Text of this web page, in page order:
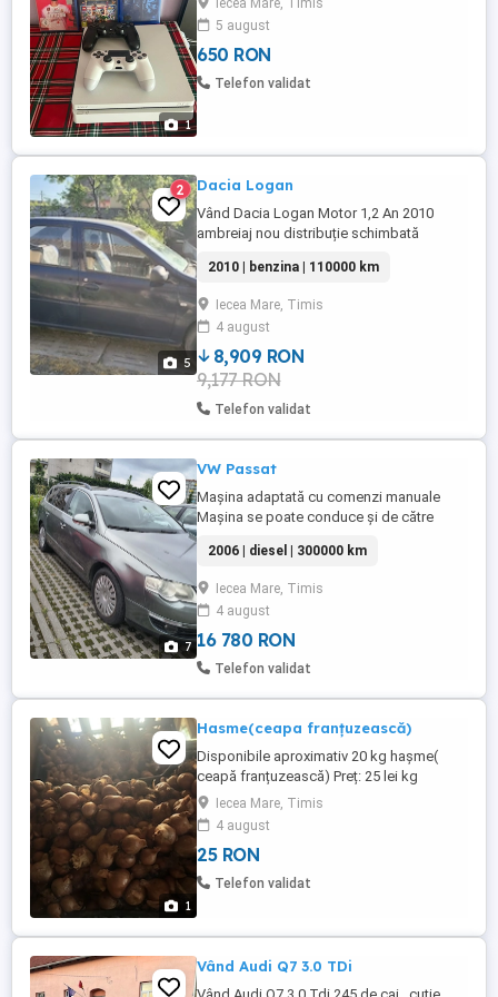
1
Iecea Mare, Timis
5 august
650 RON
Telefon validat
5
2 Dacia Logan
Vând Dacia Logan Motor 1,2 An 2010
ambreiaj nou distribuție schimbată
valabil un an euro 5 mașina merge foarte
bine
2010 | benzina | 110000 km
Iecea Mare, Timis
4 august
8,909 RON
9,177 RON
Telefon validat
7
VW Passat
Mașina adaptată cu comenzi manuale
Mașina se poate conduce și de către
sistemul manual) VW Passat Motor 2,0
TDI 140cp 300.000km An 2006 Climatronic
pe două zone Cutie automată DSG Pilot
automat Autohold Navi mare Folie
omologată ...
2006 | diesel | 300000 km
Iecea Mare, Timis
4 august
16 780 RON
Telefon validat
1
Hasme(ceapa franțuzească)
Disponibile aproximativ 20 kg hașme(
ceapă franțuzească) Preț: 25 lei kg
Iecea Mare, Timis
4 august
25 RON
Telefon validat
Vând Audi Q7 3.0 TDi